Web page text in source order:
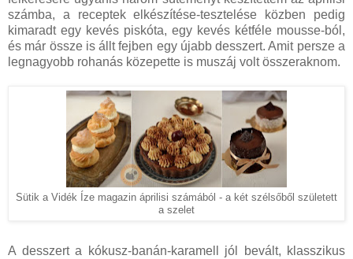
számba, a receptek elkészítése-tesztelése közben pedig
kimaradt egy kevés piskóta, egy kevés kétféle mousse-ból,
és már össze is állt fejben egy újabb desszert. Amit persze a
legnagyobb rohanás közepette is muszáj volt összeraknom.
Sütik a Vidék Íze magazin áprilisi számából - a két szélsőből született
a szelet
A desszert a kókusz-banán-karamell jól bevált, klasszikus